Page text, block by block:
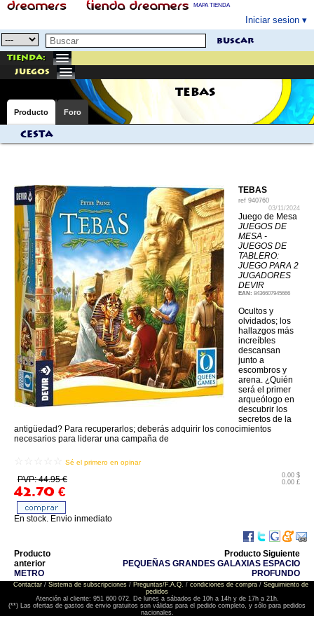
MAPA TIENDA
Iniciar sesion
buscar
Tienda:
juegos
TEBAS
Producto Foro
Cesta
TEBAS
ref 940760
03/11/2024
Juego de Mesa
JUEGOS DE
MESA -
JUEGOS DE
TABLERO:
JUEGO PARA 2
JUGADORES
DEVIR
EAN: 8436607945666
Ocultos y
olvidados; los
hallazgos más
increíbles
descansan
junto a
escombros y
arena. ¿Quién
será el primer
arqueólogo en
descubrir los
secretos de la
antigüedad? Para recuperarlos; deberás adquirir los conocimientos
necesarios para liderar una campaña de
Sé el primero en opinar
PVP: 44.95 €
42.70 €
0.00 $
0.00 £
En stock. Envio inmediato
Producto
anterior
METRO
Producto Siguiente
PEQUEÑAS GRANDES GALAXIAS ESPACIO
PROFUNDO
Contactar/ Sistema de subscripciones/ Preguntas/F.A.Q. / condiciones de compra/ Seguimiento de
pedidos
Atención al cliente: 951 600 072. De lunes a sábados de 10h a 14h y de 17h a 21h.
(**) Las ofertas de gastos de envio gratuitos son válidas para el pedido completo, y sólo para pedidos
nacionales.